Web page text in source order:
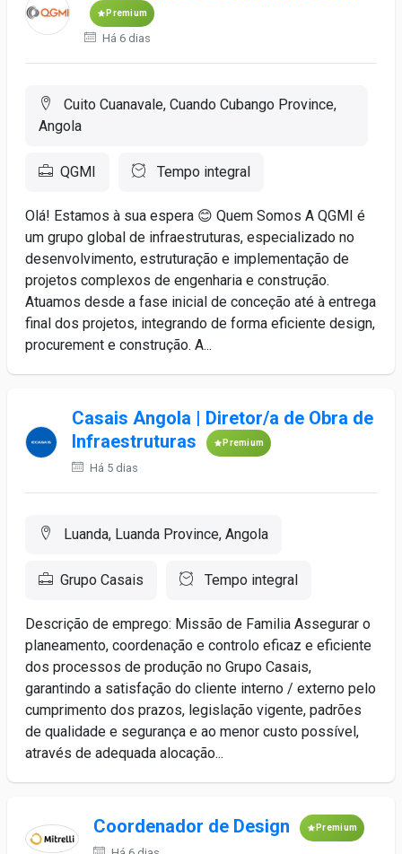
Premium
Há 6 dias
Cuito Cuanavale, Cuando Cubango Province,
Angola
QGMI Tempo integral
Olá! Estamos à sua espera 😊 Quem Somos A QGMI é
um grupo global de infraestruturas, especializado no
desenvolvimento, estruturação e implementação de
projetos complexos de engenharia e construção.
Atuamos desde a fase inicial de conceção até à entrega
final dos projetos, integrando de forma eficiente design,
procurement e construção. A...
Casais Angola | Diretor/a de Obra de
Infraestruturas
Premium
Há 5 dias
Luanda, Luanda Province, Angola
Grupo Casais Tempo integral
Descrição de emprego: Missão de Familia Assegurar o
planeamento, coordenação e controlo eficaz e eficiente
dos processos de produção no Grupo Casais,
garantindo a satisfação do cliente interno / externo pelo
cumprimento dos prazos, legislação vigente, padrões
de qualidade e segurança e ao menor custo possível,
através de adequada alocação...
Coordenador de Design Premium